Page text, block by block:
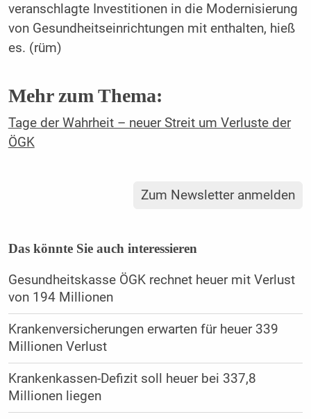
veranschlagte Investitionen in die Modernisierung
von Gesundheitseinrichtungen mit enthalten, hieß
es. (rüm)
Mehr zum Thema:
Tage der Wahrheit – neuer Streit um Verluste der
ÖGK
Zum Newsletter anmelden
Das könnte Sie auch interessieren
Gesundheitskasse ÖGK rechnet heuer mit Verlust
von 194 Millionen
Krankenversicherungen erwarten für heuer 339
Millionen Verlust
Krankenkassen-Defizit soll heuer bei 337,8
Millionen liegen